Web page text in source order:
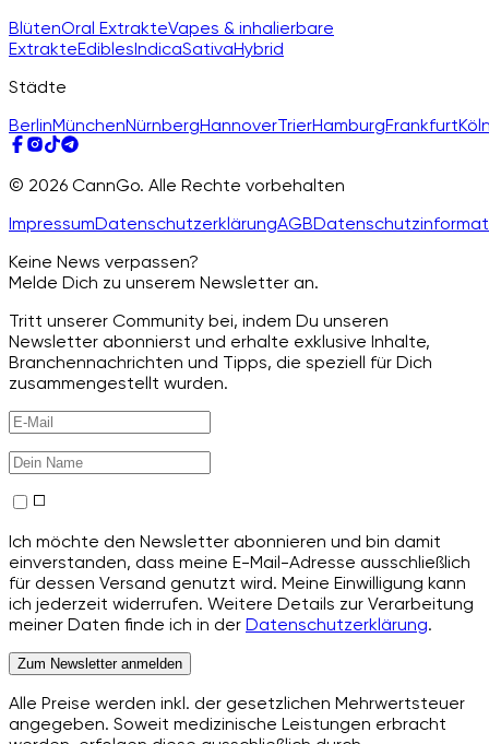
BlütenOral ExtrakteVapes & inhalierbare
ExtrakteEdiblesIndicaSativaHybrid
Städte
BerlinMünchenNürnbergHannoverTrierHamburgFrankfurt
© 2026 CannGo. Alle Rechte vorbehalten
ImpressumDatenschutzerklärungAGB
Keine News verpassen?
Melde Dich zu unserem Newsletter an.
Tritt unserer Community bei, indem Du unseren
Newsletter abonnierst und erhalte exklusive Inhalte,
Branchennachrichten und Tipps, die speziell für Dich
zusammengestellt wurden.
Ich möchte den Newsletter abonnieren und bin damit
einverstanden, dass meine E-Mail-Adresse ausschließlich
für dessen Versand genutzt wird. Meine Einwilligung kann
ich jederzeit widerrufen. Weitere Details zur Verarbeitung
meiner Daten finde ich in der Datenschutzerklärung.
Zum Newsletter anmelden
Alle Preise werden inkl. der gesetzlichen Mehrwertsteuer
angegeben. Soweit medizinische Leistungen erbracht